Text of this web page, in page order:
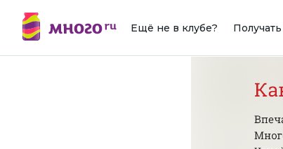
Ещё не в клубе?